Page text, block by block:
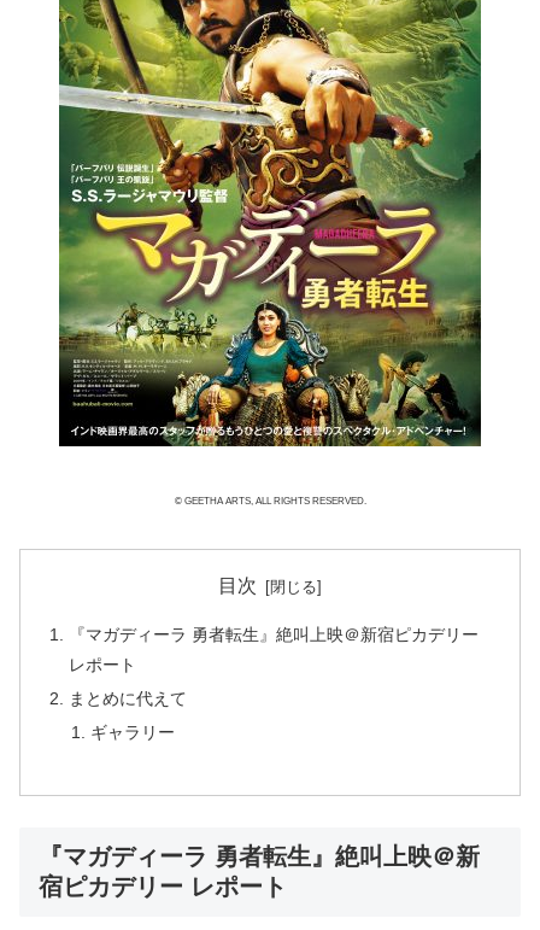
© GEETHA ARTS, ALL RIGHTS RESERVED.
目次
『マガディーラ 勇者転生』絶叫上映＠新宿ピカデリー
レポート
まとめに代えて
ギャラリー
『マガディーラ 勇者転生』絶叫上映＠新
宿ピカデリー レポート